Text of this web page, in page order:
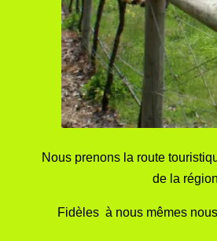
Nous prenons la route
de la
Fidèles à nous mêmes